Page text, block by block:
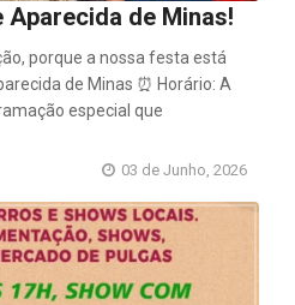
Aparecida de Minas!
porque a nossa festa está
de Minas ⏰ Horário: A
especial que
03 de Junho, 2026